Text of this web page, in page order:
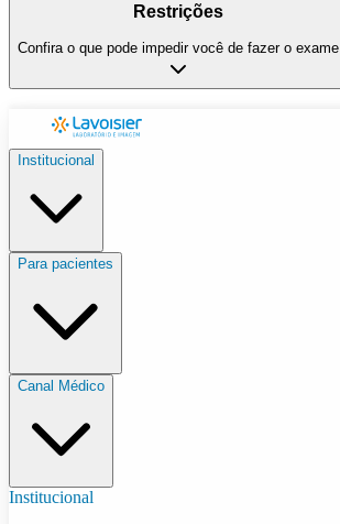
Restrições
Confira o que pode impedir você de fazer o exame
Institucional
Para pacientes
Canal Médico
Institucional